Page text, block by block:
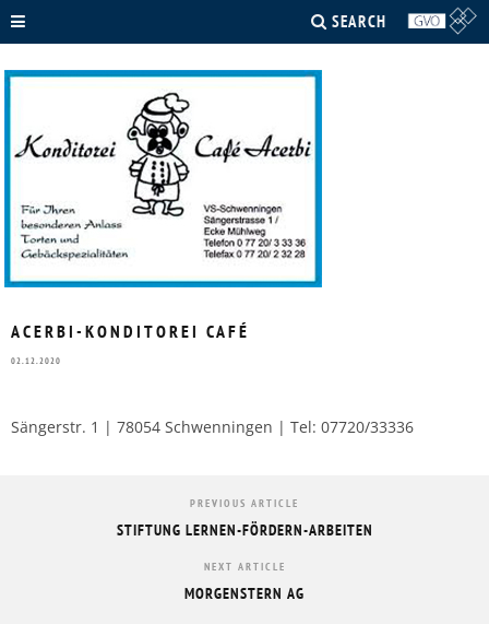
SEARCH
ACERBI-KONDITOREI CAFÉ
02.12.2020
Sängerstr. 1 | 78054 Schwenningen | Tel: 07720/33336
PREVIOUS ARTICLE
STIFTUNG LERNEN-FÖRDERN-ARBEITEN
NEXT ARTICLE
MORGENSTERN AG